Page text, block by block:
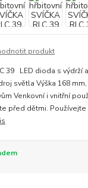
produkt
39 LED dioda s výdrží
světla Výška 168
Venkovní i vnitřní
před dětmi.